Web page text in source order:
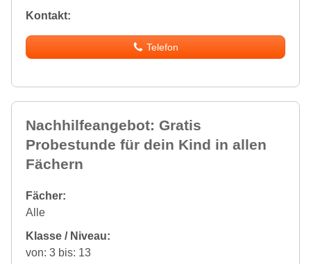
Kontakt:
Telefon
Nachhilfeangebot: Gratis
Probestunde für dein Kind in allen
Fächern
Fächer:
Alle
Klasse / Niveau:
von: 3 bis: 13